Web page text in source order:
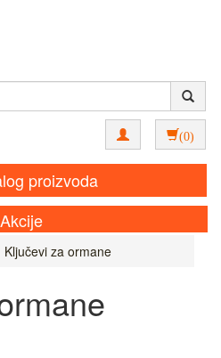
(0)
proizvoda
Akcije
Ključevi za ormane